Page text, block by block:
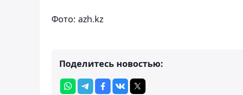
Фото: azh.kz
Поделитесь новостью: